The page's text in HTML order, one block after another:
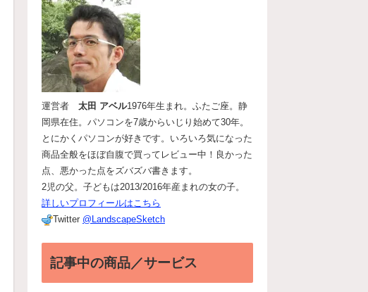
運営者 太田 アベル1976年生まれ。ふたご座。静
岡県在住。パソコンを7歳からいじり始めて30年。
とにかくパソコンが好きです。いろいろ気になった
商品全般をほぼ自腹で買ってレビュー中！良かった
点、悪かった点をズバズバ書きます。
2児の父。子どもは2013/2016年産まれの女の子。
詳しいプロフィールはこちら
Twitter @LandscapeSketch
記事中の商品／サービス